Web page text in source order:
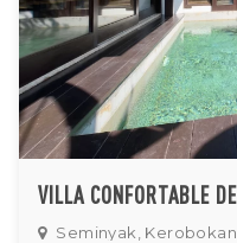
Seminyak, Kerobokan